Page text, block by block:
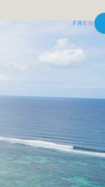
FREN